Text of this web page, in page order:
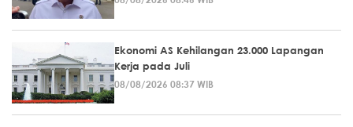
Ekonomi AS Kehilangan 23.000 Lapangan
Kerja pada Juli
08/08/2026 08:37 WIB